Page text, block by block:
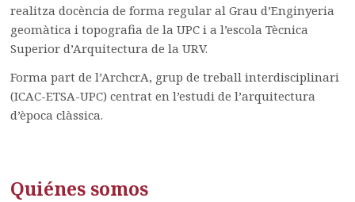
realitza docència de forma regular al Grau d’Enginyeria
geomàtica i topografia de la UPC i a l’escola Tècnica
Superior d’Arquitectura de la URV.
Forma part de l’ArchcrA, grup de treball interdisciplinari
(ICAC-ETSA-UPC) centrat en l’estudi de l’arquitectura
d’època clàssica.
Quiénes somos